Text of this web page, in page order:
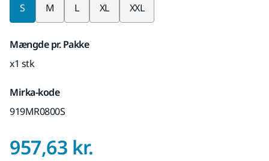
S M L XL XXL
Mængde pr. Pakke
x1 stk
Mirka-kode
919MR0800S
957,63 kr.